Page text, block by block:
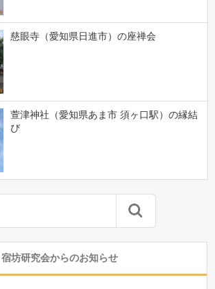
慈眼寺（愛知県日進市）の座禅会
萱津神社（愛知県あま市 須ヶ口駅）の縁結
び
宿坊研究会からのお知らせ